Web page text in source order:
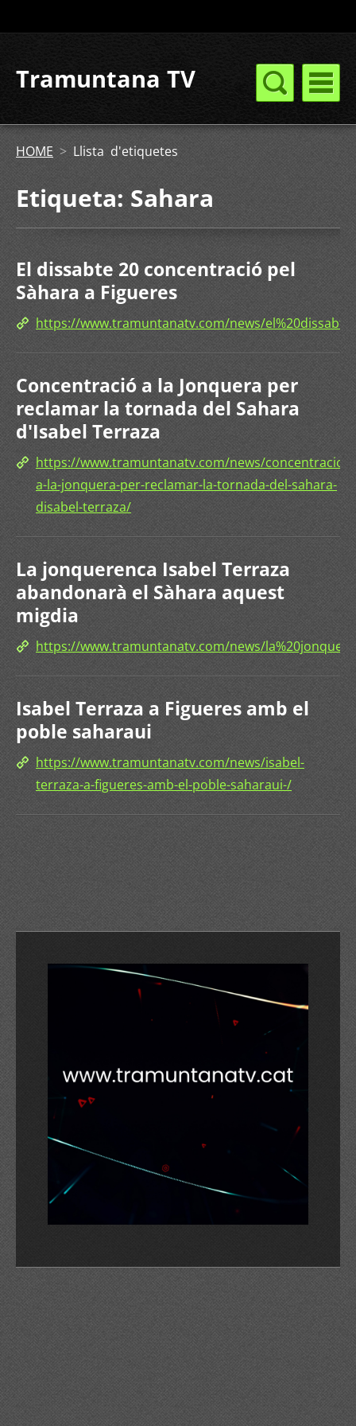
Tramuntana TV
HOME > Llista d'etiquetes
Etiqueta: Sahara
El dissabte 20 concentració pel
Sàhara a Figueres
https://www.tramuntanatv.com/news/
Concentració a la Jonquera per
reclamar la tornada del Sahara
d'Isabel Terraza
https://www.tramuntanatv.com/news/concentracio-
a-la-jonquera-per-reclamar-la-tornada-del-sahara-
disabel-terraza/
La jonquerenca Isabel Terraza
abandonarà el Sàhara aquest
migdia
https://www.tramuntanatv.com/news/
Isabel Terraza a Figueres amb el
poble saharaui
https://www.tramuntanatv.com/news/isabel-
terraza-a-figueres-amb-el-poble-saharaui-/